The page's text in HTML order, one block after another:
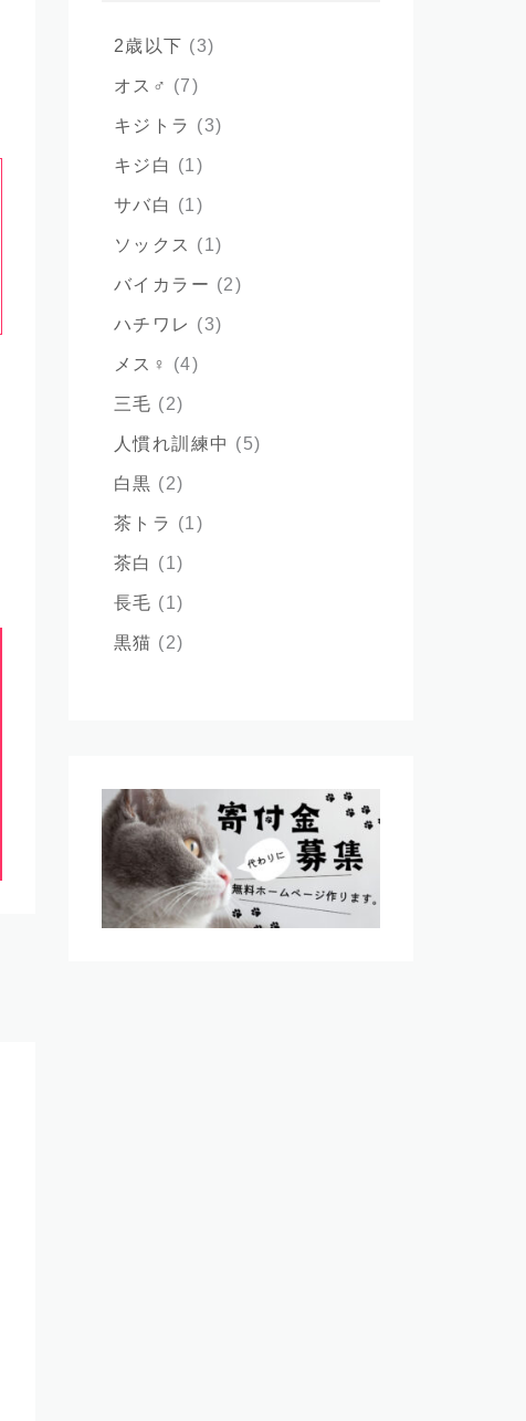
2歳以下 (3)
オス♂ (7)
キジトラ (3)
キジ白 (1)
サバ白 (1)
ソックス (1)
バイカラー (2)
ハチワレ (3)
メス♀ (4)
三毛 (2)
人慣れ訓練中 (5)
白黒 (2)
茶トラ (1)
茶白 (1)
長毛 (1)
黒猫 (2)